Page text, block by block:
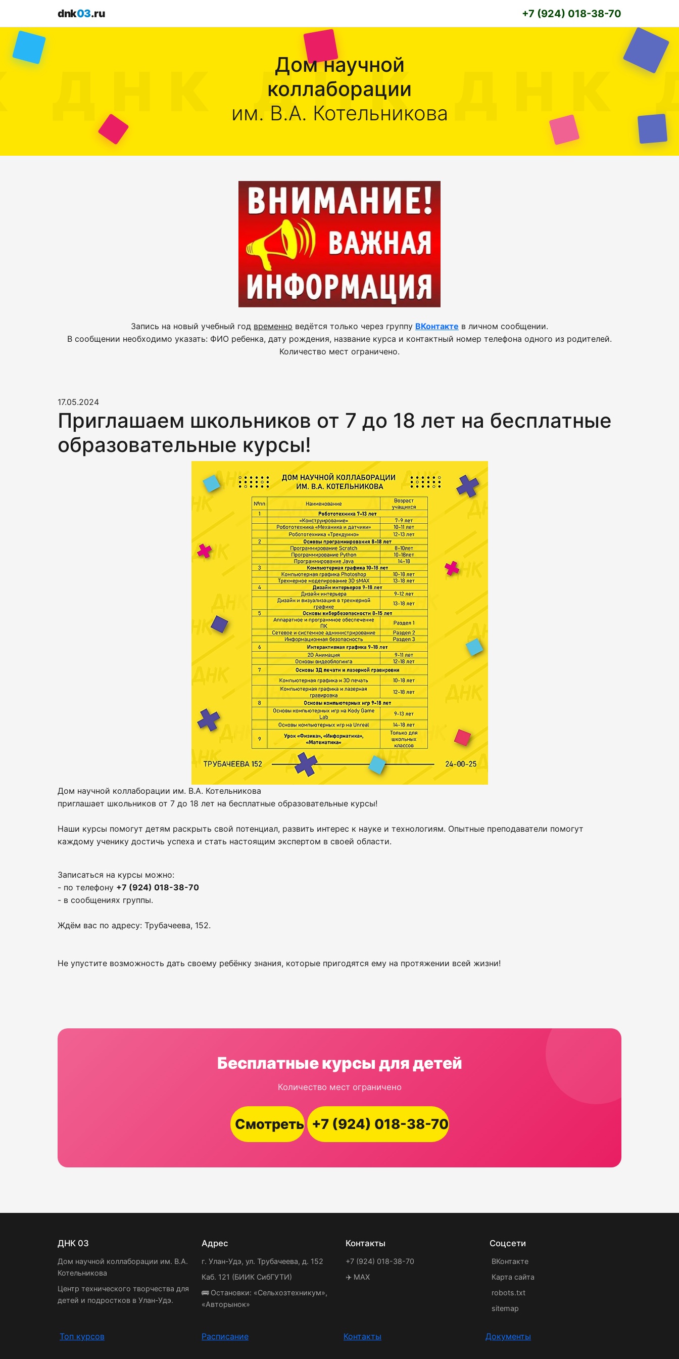
dnk03.ru +7 (924) 018-38-70
Дом научной
коллаборации
им. В.А. Котельникова
Запись на новый учебный год временно ведётся только через группу ВКонтакте в личном сообщении.
В сообщении необходимо указать: ФИО ребенка, дату рождения, название курса и контактный номер телефона одного из родителей.
Количество мест ограничено.
17.05.2024
Приглашаем школьников от 7 до 18 лет на бесплатные
образовательные курсы!
Дом научной коллаборации им. В.А. Котельникова
приглашает школьников от 7 до 18 лет на бесплатные образовательные курсы!
Наши курсы помогут детям раскрыть свой потенциал, развить интерес к науке и технологиям. Опытные преподаватели помогут
каждому ученику достичь успеха и стать настоящим экспертом в своей области.
Записаться на курсы можно:
- по телефону +7 (924) 018-38-70
- в сообщениях группы.
Ждём вас по адресу: Трубачеева, 152.
Не упустите возможность дать своему ребёнку знания, которые пригодятся ему на протяжении всей жизни!
Бесплатные курсы для детей
Количество мест ограничено
Смотреть +7 (924) 018-38-70
ДНК 03
Дом научной коллаборации им. В.А.
Котельникова
Центр технического творчества для
детей и подростков в Улан-Удэ.
Адрес
г. Улан-Удэ, ул. Трубачеева, д. 152
Каб. 121 (БИИК СибГУТИ)
🚌 Остановки: «Сельхозтехникум»,
«Авторынок»
Контакты
+7 (924) 018-38-70
✈️ MAX
Соцсети
ВКонтакте
Карта сайта
robots.txt
sitemap
Топ курсов Расписание Контакты Документы